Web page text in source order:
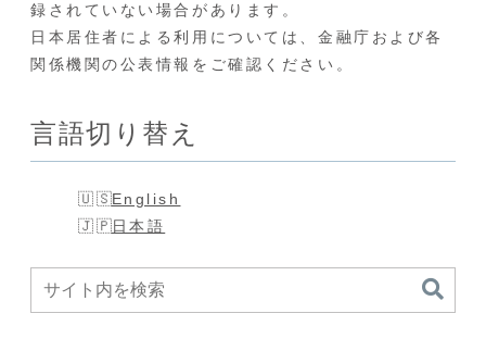
録されていない場合があります。
日本居住者による利用については、金融庁および各
関係機関の公表情報をご確認ください。
言語切り替え
English
日本語